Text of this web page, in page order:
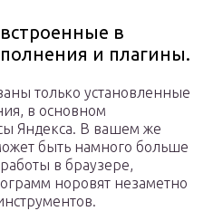
в
и плагины.
только установленные
в основном
Яндекса. В вашем же
быть намного больше
в браузере,
норовят незаметно